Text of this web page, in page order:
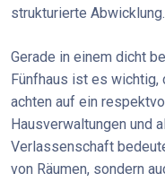
strukturierte Abwicklung.
Gerade in einem dicht
Fünfhaus ist es wichtig,
achten auf ein
Hausverwaltungen und
Verlassenschaft
von Räumen, sondern